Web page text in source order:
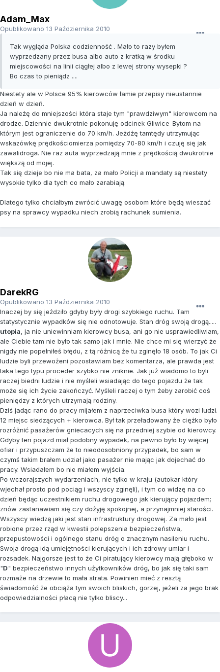
Adam_Max
Opublikowano 13 Października 2010
Tak wygląda Polska codzienność . Mało to razy byłem
wyprzedzany przez busa albo auto z kratką w środku
miejscowości na linii ciągłej albo z lewej strony wysepki ?
Bo czas to pieniądz ....
Niestety ale w Polsce 95% kierowców łamie przepisy nieustannie
dzień w dzień.
Ja należę do mniejszości która staje tym "prawdziwym" kierowcom na
drodze. Dziennie dwukrotnie pokonuję odcinek Gliwice-Bytom na
którym jest ograniczenie do 70 km/h. Jeżdżę tamtędy utrzymując
wskazówkę prędkościomierza pomiędzy 70-80 km/h i czuję się jak
zawalidroga. Nie raz auta wyprzedzają mnie z prędkością dwukrotnie
większą od mojej.
Tak się dzieje bo nie ma bata, za mało Policji a mandaty są niestety
wysokie tylko dla tych co mało zarabiają.
Dlatego tylko chciałbym zwrócić uwagę osobom które będą wieszać
psy na sprawcy wypadku niech zrobią rachunek sumienia.
DarekRG
Opublikowano 13 Października 2010
Inaczej by się jeździło gdyby były drogi szybkiego ruchu. Tam
statystycznie wypadków się nie odnotowuje. Stan dróg swoją drogą.....
utopia, ja nie uniewinniam kierowcy busa, ani go nie usprawiedliwiam,
ale Ciebie tam nie było tak samo jak i mnie. Nie chce mi się wierzyć że
nigdy nie popełniłeś błędu, z tą różnicą że tu zginęło 18 osób. To jak Ci
ludzie byli przewożeni pozostawiam bez komentarza, ale prawda jest
taka tego typu proceder szybko nie zniknie. Jak już wiadomo to byli
raczej biedni ludzie i nie myśleli wsiadając do tego pojazdu że tak
może się ich życie zakończyć. Myśleli raczej o tym żeby zarobić coś
pieniędzy z których utrzymają rodziny.
Dziś jadąc rano do pracy mijałem z naprzeciwka busa który wozi ludzi.
12 miejsc siedzących + kierowca. Był tak przeładowany że ciężko było
rozróżnić pasażerów gniecacych się na przedniej szybie od kierowcy.
Gdyby ten pojazd miał podobny wypadek, na pewno było by więcej
ofiar i przypuszczam że to nieodosobniony przypadek, bo sam w
czymś takim brałem udział jako pasażer nie mając jak dojechać do
pracy. Wsiadałem bo nie miałem wyjścia.
Po wczorajszych wydarzeniach, nie tylko w kraju (autokar który
wjechał prosto pod pociąg i wszyscy zginęli), i tym co widzę na co
dzień będąc uczestnikiem ruchu drogowego jak kierujący pojazdem;
znów zastanawiam się czy dożyję spokojnej, a przynajmniej starości.
Wszyscy wiedzą jaki jest stan infrastruktury drogowej. Za mało jest
robione przez rząd w kwestii polepszenia bezpieczeństwa,
przepustowości i ogólnego stanu dróg o znacznym nasileniu ruchu.
Swoja drogą idą umiejętności kierujących i ich zdrowy umiar i
rozsadek. Najgorsze jest to że Ci piratujący kierowcy mają głęboko w
"D" bezpieczeństwo innych użytkowników dróg, bo jak się taki sam
rozmaże na drzewie to mała strata. Powinien mieć z resztą
świadomość że obciąża tym swoich bliskich, gorzej, jeżeli za jego brak
odpowiedzialności płacą nie tylko bliscy...